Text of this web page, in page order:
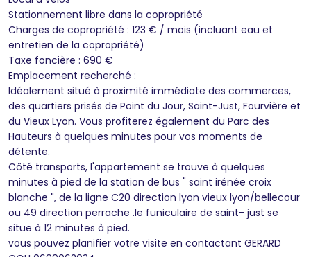
Stationnement libre dans la copropriété
Charges de copropriété : 123 € / mois (incluant eau et
entretien de la copropriété)
Taxe foncière : 690 €
Emplacement recherché :
Idéalement situé à proximité immédiate des commerces,
des quartiers prisés de Point du Jour, Saint-Just, Fourvière et
du Vieux Lyon. Vous profiterez également du Parc des
Hauteurs à quelques minutes pour vos moments de
détente.
Côté transports, l'appartement se trouve à quelques
minutes à pied de la station de bus " saint irénée croix
blanche ", de la ligne C20 direction lyon vieux lyon/bellecour
ou 49 direction perrache .le funiculaire de saint- just se
situe à 12 minutes à pied.
vous pouvez planifier votre visite en contactant GERARD